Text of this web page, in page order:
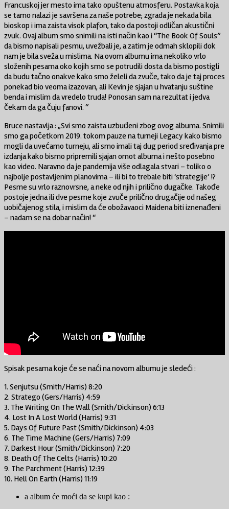
Francuskoj jer mesto ima tako opuštenu atmosferu. Postavka koja
se tamo nalazi je savršena za naše potrebe; zgrada je nekada bila
bioskop i ima zaista visok plafon, tako da postoji odličan akustični
zvuk. Ovaj album smo snimili na isti način kao i “The Book Of Souls”
da bismo napisali pesmu, uvežbali je, a zatim je odmah sklopili dok
nam je bila sveža u mislima. Na ovom albumu ima nekoliko vrlo
složenih pesama oko kojih smo se potrudili dosta da bismo postigli
da budu tačno onakve kako smo želeli da zvuče, tako da je taj proces
ponekad bio veoma izazovan, ali Kevin je sjajan u hvatanju suštine
benda i mislim da vredelo truda! Ponosan sam na rezultat i jedva
čekam da ga čuju fanovi. “
Bruce nastavlja : „Svi smo zaista uzbuđeni zbog ovog albuma. Snimili
smo ga početkom 2019. tokom pauze na turneji Legacy kako bismo
mogli da uvećamo turneju, ali smo imali taj dug period sređivanja pre
izdanja kako bismo pripremili sjajan omot albuma i nešto posebno
kao video. Naravno da je pandemija više odlagala stvari – toliko o
najbolje postavljenim planovima – ili bi to trebale biti ‘strategije’ !?
Pesme su vrlo raznovrsne, a neke od njih i prilično dugačke. Takođe
postoje jedna ili dve pesme koje zvuče prilično drugačije od našeg
uobičajenog stila, i mislim da će obožavaoci Maidena biti iznenađeni
– nadam se na dobar način! “
Spisak pesama koje će se naći na novom albumu je sledeći :
1. Senjutsu (Smith/Harris) 8:20
2. Stratego (Gers/Harris) 4:59
3. The Writing On The Wall (Smith/Dickinson) 6:13
4. Lost In A Lost World (Harris) 9:31
5. Days Of Future Past (Smith/Dickinson) 4:03
6. The Time Machine (Gers/Harris) 7:09
7. Darkest Hour (Smith/Dickinson) 7:20
8. Death Of The Celts (Harris) 10:20
9. The Parchment (Harris) 12:39
10. Hell On Earth (Harris) 11:19
a album će moći da se kupi kao :